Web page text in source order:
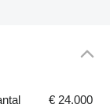
€ 24.000